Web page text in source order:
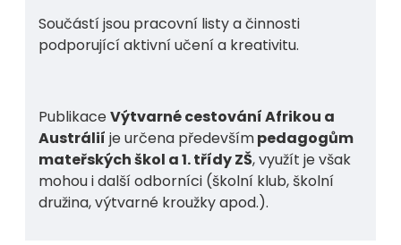
Součástí jsou pracovní listy a činnosti
podporující aktivní učení a kreativitu.
PublikaceVýtvarné cestování Afrikou a
Austrálií je určena předevšímpedagogům
mateřských škol a 1. třídy ZŠ, využít je však
mohou i další odborníci (školní klub, školní
družina, výtvarné kroužky apod.).